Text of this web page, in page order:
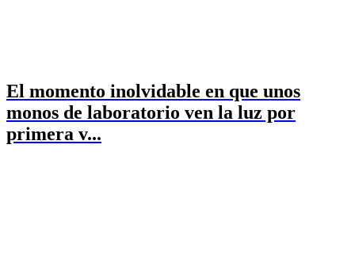
El momento inolvidable en que unos
monos de laboratorio ven la luz por
primera v...